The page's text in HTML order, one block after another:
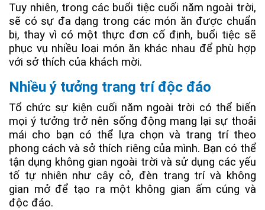
Tuy nhiên, trong các buổi tiệc cuối năm ngoài trời,
sẽ có sự đa dạng trong các món ăn được chuẩn
bị, thay vì có một thực đơn cố định, buổi tiệc sẽ
phục vụ nhiều loại món ăn khác nhau để phù hợp
với sở thích của khách mời.
Nhiều ý tưởng trang trí độc đáo
Tổ chức sự kiện cuối năm ngoài trời có thể biến
mọi ý tưởng trở nên sống động mang lại sự thoải
mái cho bạn có thể lựa chọn và trang trí theo
phong cách và sở thích riêng của mình. Bạn có thể
tận dụng không gian ngoài trời và sử dụng các yếu
tố tự nhiên như cây cỏ, đèn trang trí và không
gian mở để tạo ra một không gian ấm cúng và
độc đáo.